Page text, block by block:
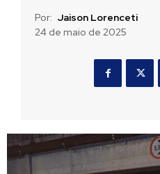
Por: Jaison Lorenceti
24 de maio de 2025